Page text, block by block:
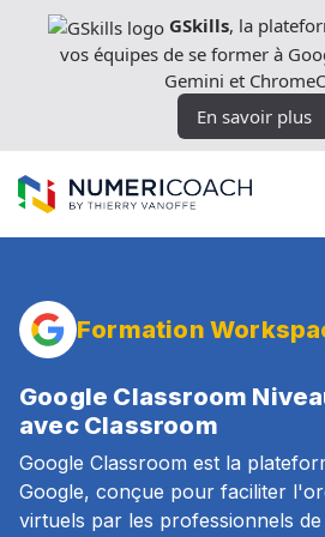
directement
Formations
Expertises techniques
Licences
Formation
Google Classroom
avec Classroom
Google Classroom est la
Google, conçue pour faciliter
virtuels par les professionnels
GSkills, la
vos équipes de se former à
Gemini et
En savoir plus